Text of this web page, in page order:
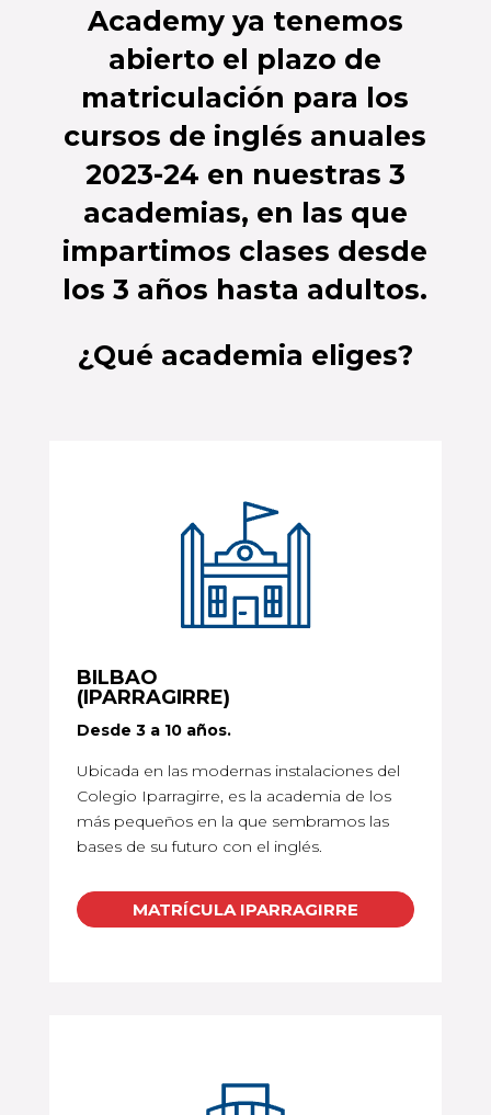
Academy ya tenemos
abierto el plazo de
matriculación para los
cursos de inglés anuales
2023-24 en nuestras 3
academias, en las que
impartimos clases desde
los 3 años hasta adultos.
¿Qué academia eliges?
BILBAO
(IPARRAGIRRE)
Desde 3 a 10 años.
Ubicada en las modernas instalaciones del
Colegio Iparragirre, es la academia de los
más pequeños en la que sembramos las
bases de su futuro con el inglés.
MATRÍCULA IPARRAGIRRE